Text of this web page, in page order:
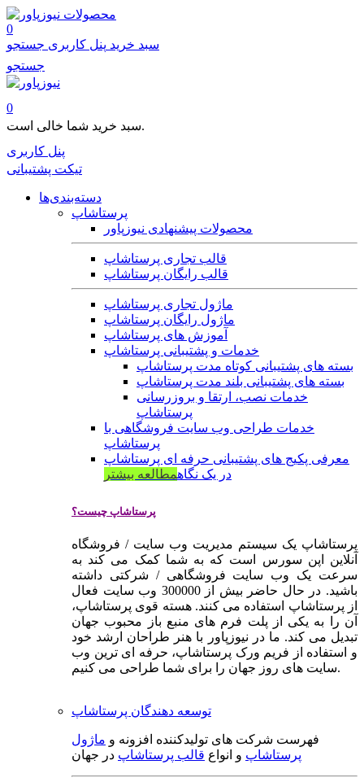
محصولات
0
سبد خرید پنل کاربری جستجو
جستجو
0
سبد خرید شما خالی است.
پنل کاربری
تیکت پشتیبانی
دسته‌بندی‌ها
پرستاشاپ
محصولات پیشنهادی نیوزپاور
قالب تجاری پرستاشاپ
قالب رایگان پرستاشاپ
ماژول تجاری پرستاشاپ
ماژول رایگان پرستاشاپ
آموزش های پرستاشاپ
خدمات و پشتیبانی پرستاشاپ
بسته های پشتیبانی کوتاه مدت پرستاشاپ
بسته های پشتیبانی بلند مدت پرستاشاپ
خدمات نصب، ارتقا و بروزرسانی
پرستاشاپ
خدمات طراحی وب سایت فروشگاهی با
پرستاشاپ
معرفی پکیج های پشتیبانی حرفه ای پرستاشاپ
در یک نگاهمطالعه بیشتر
پرستاشاپ چیست؟
پرستاشاپ یک سیستم مدیریت وب سایت / فروشگاه
آنلاین اپن سورس است که به شما کمک می کند به
سرعت یک وب سایت فروشگاهی / شرکتی داشته
باشید. در حال حاضر بیش از 300000 وب سایت فعال
از پرستاشاپ استفاده می کنند. هسته قوی پرستاشاپ،
آن را به یکی از پلت فرم های منبع باز محبوب جهان
تبدیل می کند. ما در نیوزپاور با هنر طراحان ارشد خود
و استفاده از فریم ورک پرستاشاپ، حرفه ای ترین وب
سایت های روز جهان را برای شما طراحی می کنیم.
توسعه دهندگان پرستاشاپ
فهرست شرکت های تولیدکننده افزونه و ماژول
پرستاشاپ و انواع قالب پرستاشاپ در جهان